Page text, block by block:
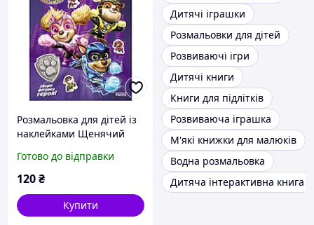
Розмальовка для дітей із
наклейками Щенячий
Готово до відправки
120₴
Купити
Дитячі іграшки
Розмальовки для дітей
Розвиваючі ігри
Дитячі книги
Книги для підлітків
Розвиваюча іграшка
М'які книжки для малюків
Водна розмальовка
Дитяча інтерактивна книга